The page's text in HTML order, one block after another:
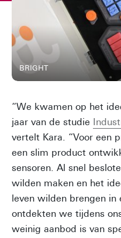
BRIGHT
“We kwamen op het
jaar van de studie
vertelt Kara. “Voor een
een slim product
sensoren. Al snel
wilden maken en het
leven wilden brengen in
ontdekten we tijdens
weinig aanbod is van